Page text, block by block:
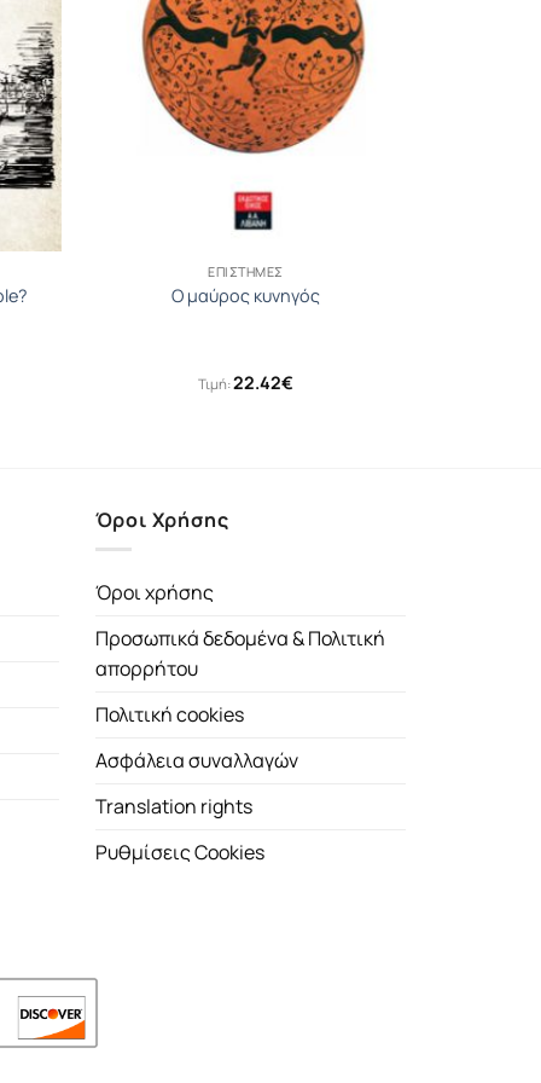
ΕΠΙΣΤΉΜΕΣ
Ο μαύρος κυνηγός
Τιμή:22.42€
Όροι Χρήσης
Όροι χρήσης
Προσωπικά δεδομένα & Πολιτική
απορρήτου
Πολιτική cookies
Ασφάλεια συναλλαγών
Translation rights
Ρυθμίσεις Cookies